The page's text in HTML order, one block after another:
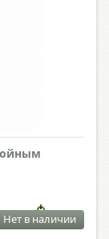
Нет в наличии